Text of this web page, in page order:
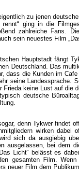
zu jenen
ging in die
zahlreiche Fans.
sein neuestes Film
Hauptstadt fängt
Deutschland. Das
dass die Kunden im
seine Landessprache.
Frieda keine Lust auf die
deutsche
denn Tykwer findet
wirken dabei
sich da ausgiebig
ausgelassen, bei dem
Licht“ belässt es
gesamten Film.
neuer Film dem